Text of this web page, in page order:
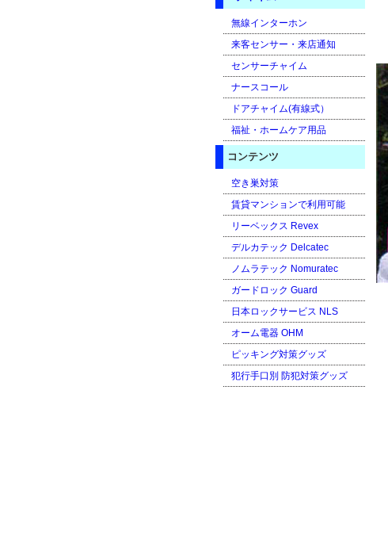
無線インターホン
来客センサー・来店通知
センサーチャイム
ナースコール
ドアチャイム(有線式）
福祉・ホームケア用品
コンテンツ
空き巣対策
賃貸マンションで利用可能
リーベックス Revex
デルカテック Delcatec
ノムラテック Nomuratec
ガードロック Guard
日本ロックサービス NLS
オーム電器 OHM
ピッキング対策グッズ
犯行手口別 防犯対策グッズ